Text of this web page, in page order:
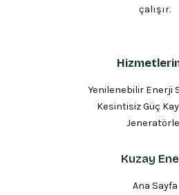
çalışır.
Yenilenebilir Enerji
Kesintisiz Güç
Kuzay
Ana Sayfa